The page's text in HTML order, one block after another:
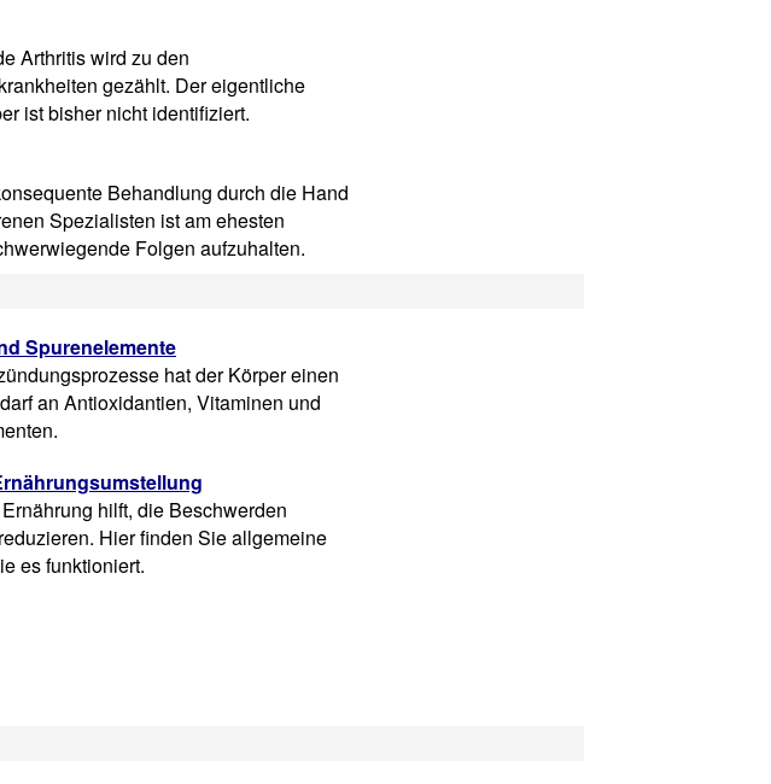
Arthritis wird zu den
gezählt. Der eigentliche
ist bisher nicht identifiziert.
Behandlung durch die Hand
Spezialisten ist am ehesten
Folgen aufzuhalten.
Spurenelemente
hat der Körper einen
an Antioxidantien, Vitaminen und
hilft, die Beschwerden
Hier finden Sie allgemeine
es funktioniert.